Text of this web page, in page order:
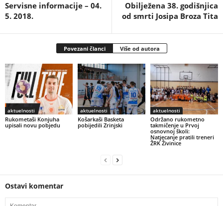
Servisne informacije – 04.
5. 2018.
Obilježena 38. godišnjica
od smrti Josipa Broza Tita
Povezani članci Više od autora
aktuelnosti
Rukometaši Konjuha
upisali novu pobjedu
aktuelnosti
Košarkaši Basketa
pobijedili Zrinjski
aktuelnosti
Održano rukometno
takmičenje u Prvoj
osnovnoj školi:
Natjecanje pratili treneri
ŽRK Živinice
Ostavi komentar